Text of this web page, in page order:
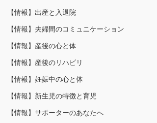
【情報】出産と入退院
【情報】夫婦間のコミュニケーション
【情報】産後の心と体
【情報】産後のリハビリ
【情報】妊娠中の心と体
【情報】新生児の特徴と育児
【情報】サポーターのあなたへ